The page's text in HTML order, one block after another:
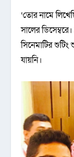
‘তোর নামে
সালের
সিনেমাটির
যায়নি।